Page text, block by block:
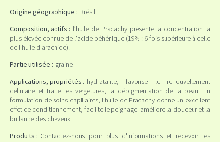
Origine géographique : Brésil
Composition, actifs : l’huile de Pracachy présente la concentration la
plus élevée connue de l'acide béhénique (19% : 6 fois supérieure à celle
de l'huile d'arachide).
Partie utilisée : graine
Applications, propriétés : hydratante, favorise le renouvellement
cellulaire et traite les vergetures, la dépigmentation de la peau. En
formulation de soins capillaires, l’huile de Pracachy donne un excellent
effet de conditionnement, facilite le peignage, améliore la douceur et la
brillance des cheveux.
Produits : Contactez-nous pour plus d'informations et recevoir les